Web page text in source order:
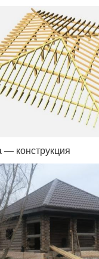
конструкция